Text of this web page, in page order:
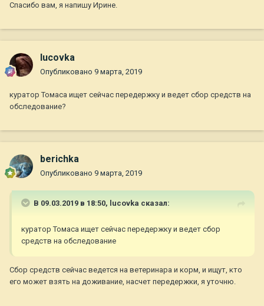
Спасибо вам, я напишу Ирине.
lucovka
Опубликовано 9 марта, 2019
куратор Томаса ищет сейчас передержку и ведет сбор средств на
обследование?
berichka
Опубликовано 9 марта, 2019
В 09.03.2019 в 18:50, lucovka сказал:
куратор Томаса ищет сейчас передержку и ведет сбор
средств на обследование
Сбор средств сейчас ведется на ветеринара и корм, и ищут, кто
его может взять на доживание, насчет передержки, я уточню.